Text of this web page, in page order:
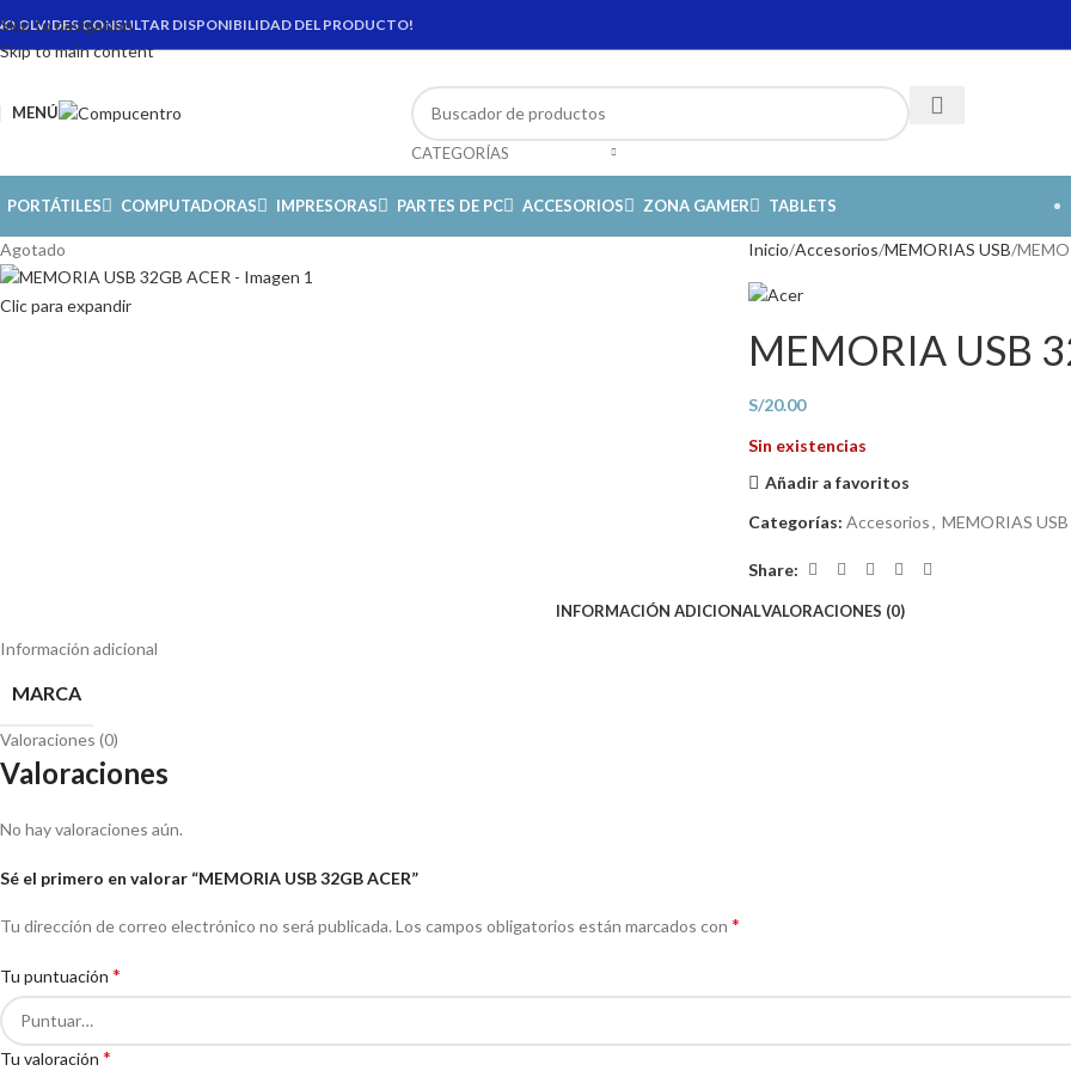
Skip to navigation
Skip to main content
OLVIDES CONSULTAR DISPONIBILIDAD DEL PRODUCTO!
MENÚ
CATEGORÍAS
PORTÁTILES COMPUTADORAS IMPRESORAS PARTES DE PC ACCESORIOS ZONA GAMER TABLETS
Agotado
Clic para expandir
Inicio Accesorios MEMORIAS USB
MEMORIA USB
S/20.00
Sin existencias
Añadir a favoritos
Categorías: Accesorios, MEMORIAS USB
Share:
INFORMACIÓN ADICIONALVALORACIONES (0)
Información adicional
MARCA
Valoraciones (0)
Valoraciones
No hay valoraciones aún.
Sé el primero en valorar “MEMORIA USB 32GB ACER”
Tu dirección de correo electrónico no será publicada.Los campos obligatorios están marcados con *
Tu puntuación *
Tu valoración *